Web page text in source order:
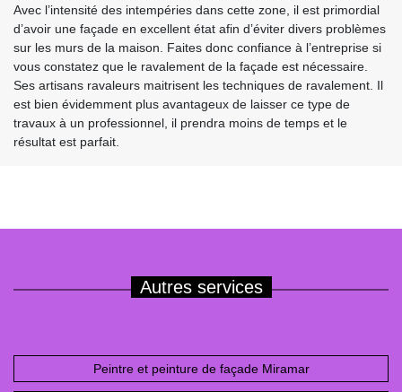
Avec l’intensité des intempéries dans cette zone, il est primordial
d’avoir une façade en excellent état afin d’éviter divers problèmes
sur les murs de la maison. Faites donc confiance à l’entreprise si
vous constatez que le ravalement de la façade est nécessaire.
Ses artisans ravaleurs maitrisent les techniques de ravalement. Il
est bien évidemment plus avantageux de laisser ce type de
travaux à un professionnel, il prendra moins de temps et le
résultat est parfait.
Autres services
Peintre et peinture de façade Miramar